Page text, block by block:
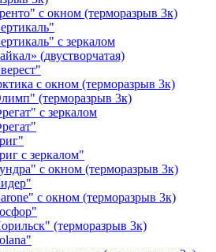
с окном (терморазрыв 3к)
с зеркалом
(двустворчатая)
с окном (терморазрыв 3к)
(терморазрыв 3к)
с зеркалом
с зеркалом"
с окном (терморазрыв 3к)
с окном (терморазрыв 3к)
(терморазрыв 3к)